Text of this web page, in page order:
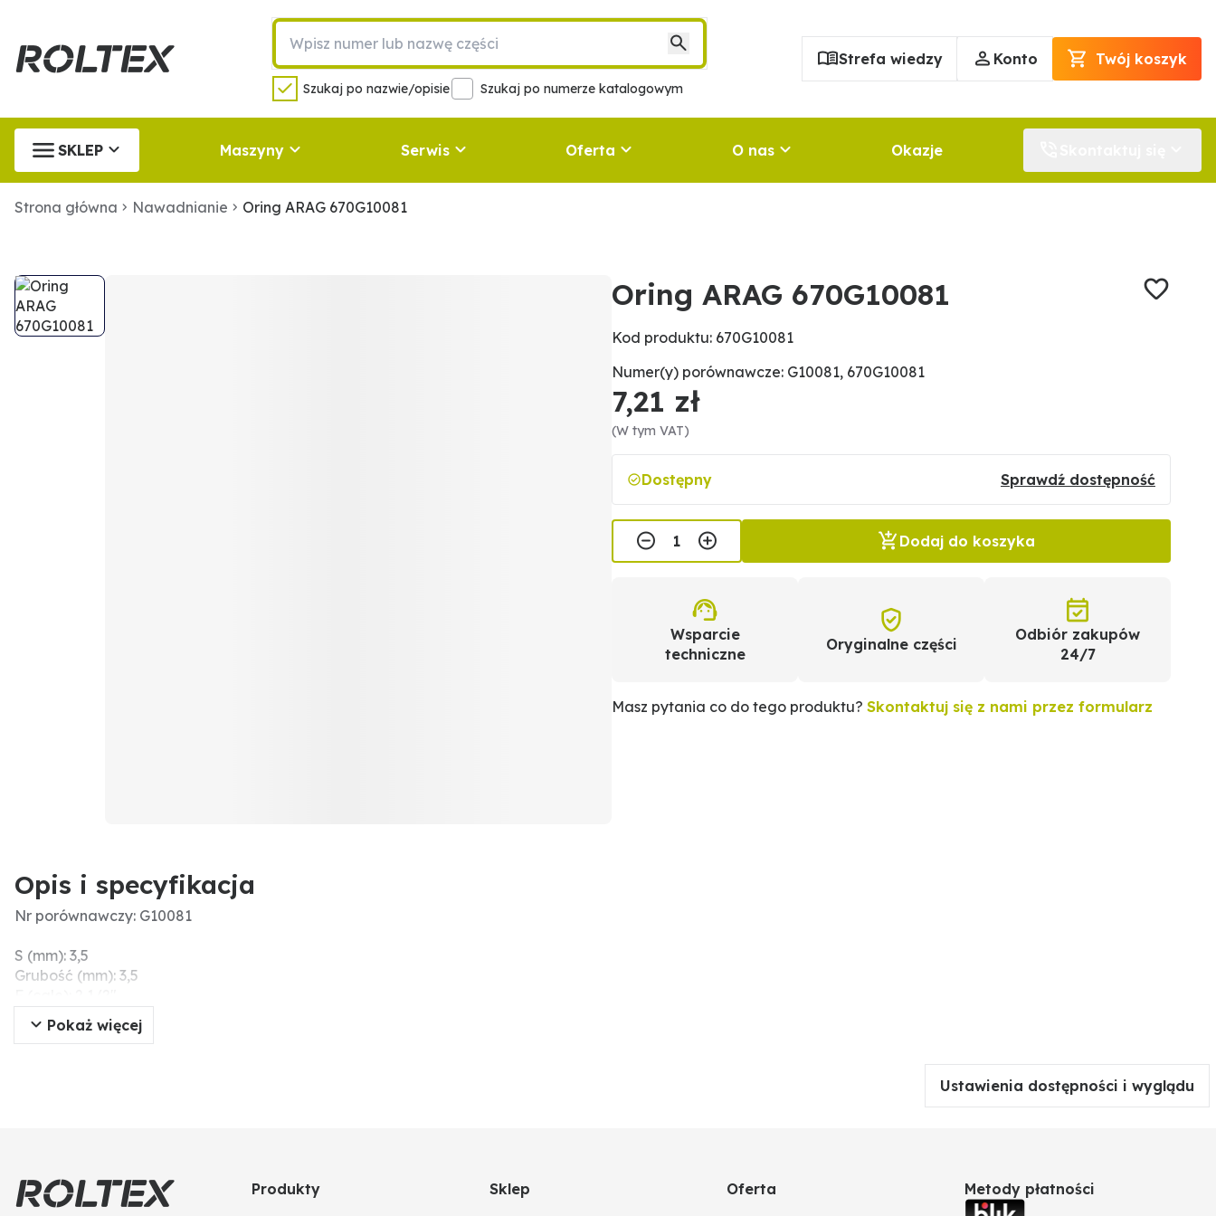
Szukaj po nazwie/opisie Szukaj po numerze katalogowym
Strefa wiedzy Konto Twój koszyk
SKLEP Maszyny Serwis Oferta O nas Okazje
Strona główna Nawadnianie Oring ARAG 670G10081
Oring ARAG 670G10081
Kod produktu: 670G10081
Numer(y) porównawcze: G10081, 670G10081
7,21 zł
(W tym VAT)
Dostępny Sprawdź dostępność
Dodaj do koszyka
Wsparcie
techniczne
Oryginalne części
Odbiór zakupów
24/7
Masz pytania co do tego produktu? Skontaktuj się z nami przez formularz
Opis i specyfikacja
Nr porównawczy: G10081
S (mm): 3,5
Grubość (mm): 3,5
D (mm): 56,7
Ø wew. (mm): 56,7
Pokaż więcej
Ustawienia dostępności i wyglądu
Produkty Sklep Oferta Metody płatności